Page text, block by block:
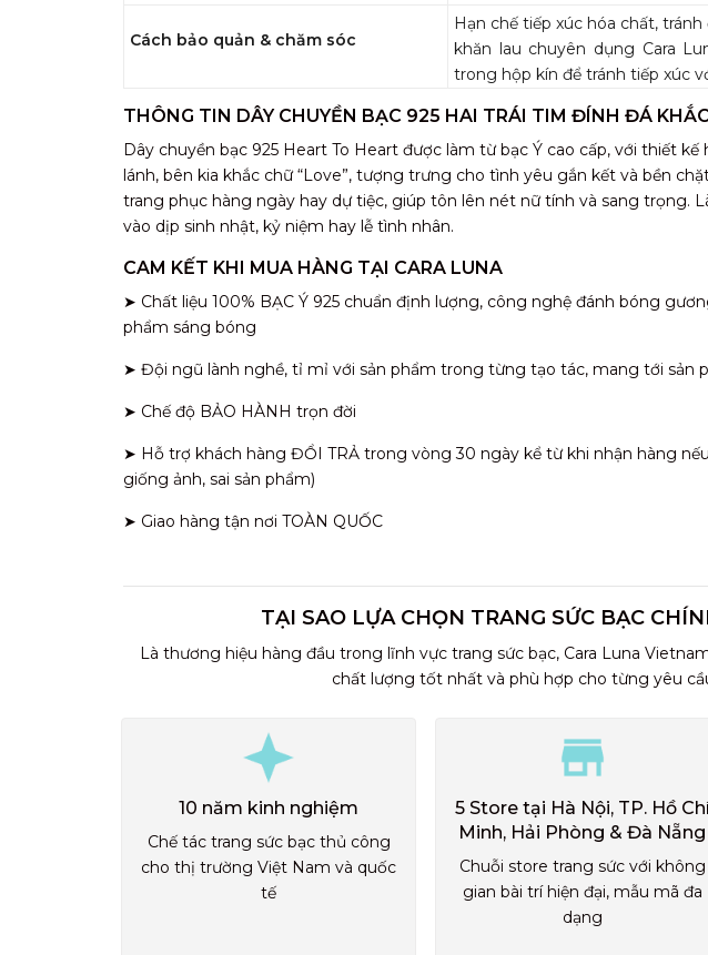
Cách bảo quản & chăm sóc
Hạn chế tiếp xúc hóa chất,
khăn lau chuyên dụng Cara
trong hộp kín để tránh tiếp xúc
THÔNG TIN DÂY CHUYỀN BẠC 925 HAI TRÁI TIM ĐÍNH ĐÁ
Dây chuyền bạc 925 Heart To Heart được làm từ bạc Ý cao cấp, với thiết
lánh, bên kia khắc chữ “Love”, tượng trưng cho tình yêu gắn kết và bền
trang phục hàng ngày hay dự tiệc, giúp tôn lên nét nữ tính và sang trọng.
vào dịp sinh nhật, kỷ niệm hay lễ tình nhân.
CAM KẾT KHI MUA HÀNG TẠI CARA LUNA
➤ Chất liệu 100% BẠC Ý 925 chuẩn định lượng, công nghệ đánh bóng
phẩm sáng bóng
➤ Đội ngũ lành nghề, tỉ mỉ với sản phẩm trong từng tạo tác, mang tới sản
➤ Chế độ BẢO HÀNH trọn đời
➤ Hỗ trợ khách hàng ĐỔI TRẢ trong vòng 30 ngày kể từ khi nhận hàng
giống ảnh, sai sản phẩm)
➤ Giao hàng tận nơi TOÀN QUỐC
TẠI SAO LỰA CHỌN TRANG SỨC BẠC
Là thương hiệu hàng đầu trong lĩnh vực trang sức bạc, Cara Luna
chất lượng tốt nhất và phù hợp cho từng yêu
10 năm kinh nghiệm
Chế tác trang sức bạc thủ công
cho thị trường Việt Nam và quốc
tế
5 Store tại Hà Nội, TP. Hồ
Minh, Hải Phòng & Đà Nẵng
Chuỗi store trang sức với không
gian bài trí hiện đại, mẫu mã đa
dạng